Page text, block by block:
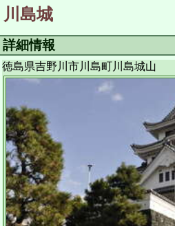
川島城
詳細情報
徳島県吉野川市川島町川島城山